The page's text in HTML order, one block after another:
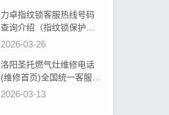
力卓指纹锁客服热线号码
查询介绍（指纹锁保护罩
硅胶：安全防护新选择）
2026-03-26
洛阳圣托燃气灶维修电话
(维修首页)全国统一客服电
话教你圣托燃气灶旋钮无
2026-03-13